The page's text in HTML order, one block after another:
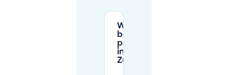
Wat zijn de
betaalde
parkeertijden
in Utrecht
Zuid-West?